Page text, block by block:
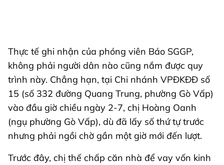
Thực tế ghi nhận của phóng viên Báo SGGP,
không phải người dân nào cũng nắm được quy
trình này. Chẳng hạn, tại Chi nhánh VPĐKĐĐ số
15 (số 332 đường Quang Trung, phường Gò Vấp)
vào đầu giờ chiều ngày 2-7, chị Hoàng Oanh
(ngụ phường Gò Vấp), dù đã lấy số thứ tự trước
nhưng phải ngồi chờ gần một giờ mới đến lượt.
Trước đây, chị thế chấp căn nhà để vay vốn kinh